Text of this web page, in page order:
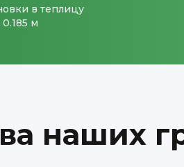
в теплицу
м
наших